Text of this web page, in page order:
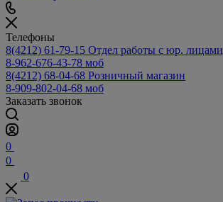
Телефоны
8(4212) 61-79-15 Отдел работы с юр. лицами
8-962-676-43-78 моб
8(4212) 68-04-68 Розничный магазин
8-909-802-04-68 моб
Заказать звонок
0
0
0